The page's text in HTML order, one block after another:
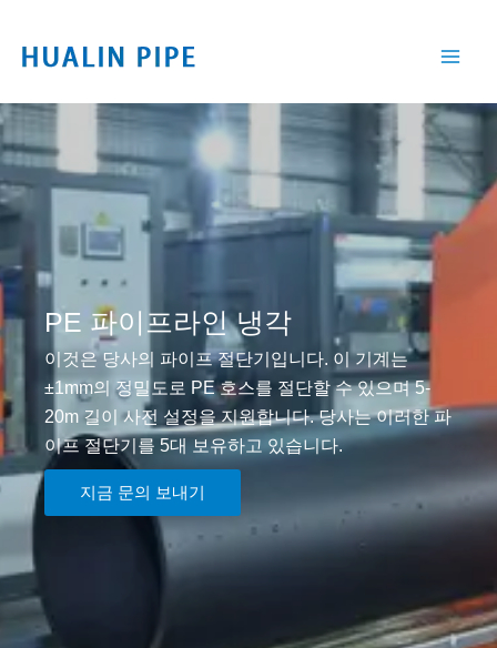
로
너
뛰
기
PE 파이프라인 냉각
이것은 당사의 파이프 절단기입니다. 이 기계는
±1mm의 정밀도로 PE 호스를 절단할 수 있으며 5-
20m 길이 사전 설정을 지원합니다. 당사는 이러한 파
이프 절단기를 5대 보유하고 있습니다.
지금 문의 보내기